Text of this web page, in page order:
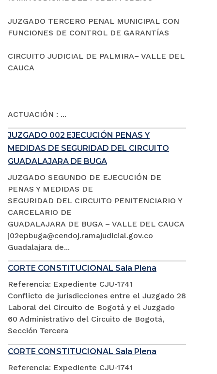
JUZGADO TERCERO PENAL MUNICIPAL CON
FUNCIONES DE CONTROL DE GARANTÍAS
CIRCUITO JUDICIAL DE PALMIRA– VALLE DEL
CAUCA
ACTUACIÓN : ...
JUZGADO 002 EJECUCIÓN PENAS Y
MEDIDAS DE SEGURIDAD DEL CIRCUITO
GUADALAJARA DE BUGA
JUZGADO SEGUNDO DE EJECUCIÓN DE
PENAS Y MEDIDAS DE
SEGURIDAD DEL CIRCUITO PENITENCIARIO Y
CARCELARIO DE
GUADALAJARA DE BUGA – VALLE DEL CAUCA
j02epbuga@cendoj.ramajudicial.gov.co
Guadalajara de...
CORTE CONSTITUCIONAL Sala Plena
Referencia: Expediente CJU-1741
Conflicto de jurisdicciones entre el Juzgado 28
Laboral del Circuito de Bogotá y el Juzgado
60 Administrativo del Circuito de Bogotá,
Sección Tercera
CORTE CONSTITUCIONAL Sala Plena
Referencia: Expediente CJU-1741